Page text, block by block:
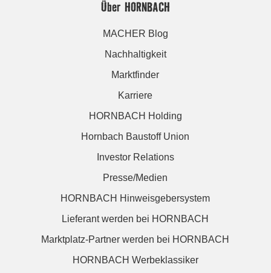
Über HORNBACH
MACHER Blog
Nachhaltigkeit
Marktfinder
Karriere
HORNBACH Holding
Hornbach Baustoff Union
Investor Relations
Presse/Medien
HORNBACH Hinweisgebersystem
Lieferant werden bei HORNBACH
Marktplatz-Partner werden bei HORNBACH
HORNBACH Werbeklassiker